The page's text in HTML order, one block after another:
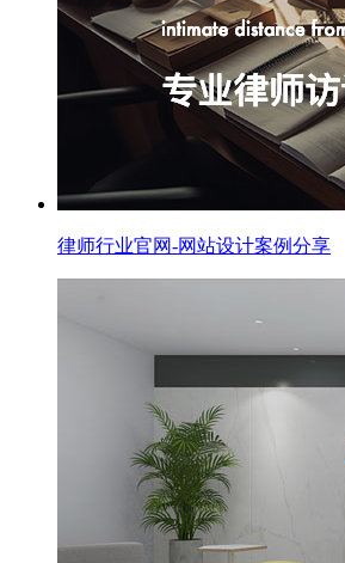
律师行业官网-网站设计案例分享